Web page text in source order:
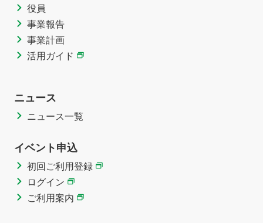
役員
事業報告
事業計画
活用ガイド
ニュース
ニュース一覧
イベント申込
初回ご利用登録
ログイン
ご利用案内